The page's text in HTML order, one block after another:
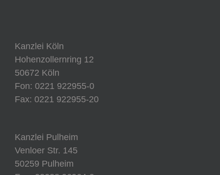
Kanzlei Köln
Hohenzollernring 12
50672 Köln
Fon: 0221 922955-0
Fax: 0221 922955-20
Kanzlei Pulheim
Venloer Str. 145
50259 Pulheim